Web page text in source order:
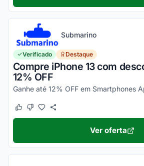
Submarino
Verificado Destaque
Compre iPhone 13 com
12% OFF
Este cupom funcionou
Este cupom não funcionou
Ver oferta